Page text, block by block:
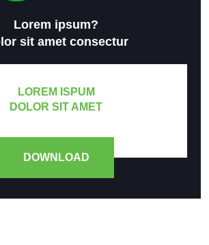
Lorem ipsum?
sit amet consectur
LOREM ISPUM
DOLOR SIT AMET
DOWNLOAD